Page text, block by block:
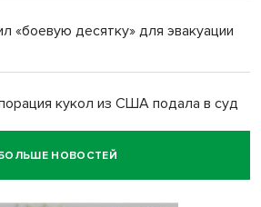
«боевую десятку» для эвакуации
кукол из США подала в суд
НОВОСТЕЙ